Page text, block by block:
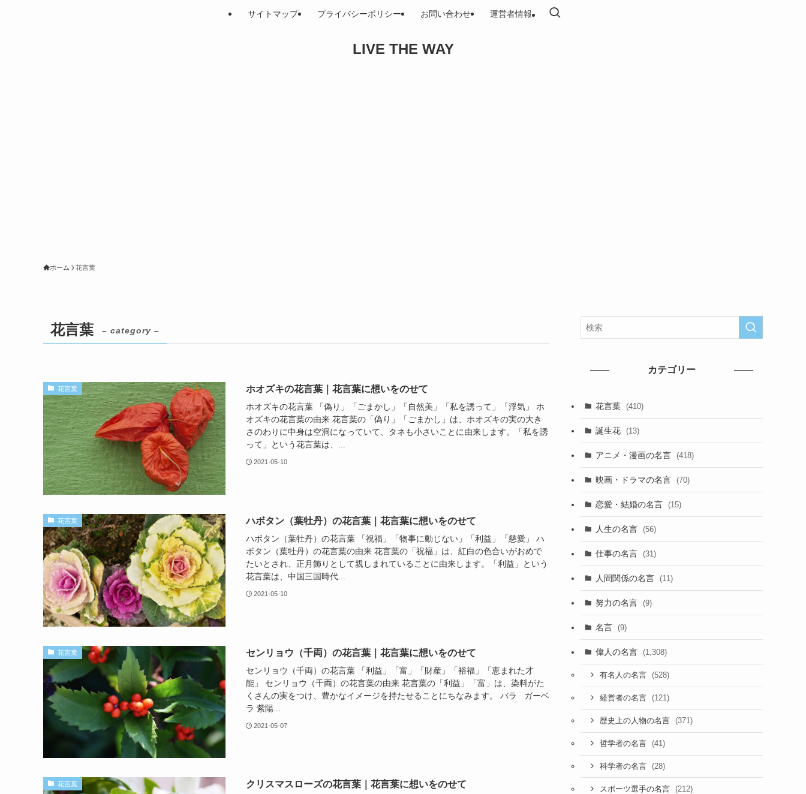
LIVE THE WAY
サイトマップ プライバシーポリシー お問い合わせ 運営者情報
ホーム 花言葉
花言葉 – category –
花言葉 ホオズキの花言葉｜花言葉に想いをのせて
ホオズキの花言葉 「偽り」「ごまかし」「自然美」「私を誘って」「浮気」 ホ
オズキの花言葉の由来 花言葉の「偽り」「ごまかし」は、ホオズキの実の大き
さのわりに中身は空洞になっていて、タネも小さいことに由来します。「私を誘
って」という花言葉は、...
2021-05-10
花言葉 ハボタン（葉牡丹）の花言葉｜花言葉に想いをのせて
ハボタン（葉牡丹）の花言葉 「祝福」「物事に動じない」「利益」「慈愛」 ハ
ボタン（葉牡丹）の花言葉の由来 花言葉の「祝福」は、紅白の色合いがおめで
たいとされ、正月飾りとして親しまれていることに由来します。「利益」という
花言葉は、中国三国時代...
2021-05-10
花言葉 センリョウ（千両）の花言葉｜花言葉に想いをのせて
センリョウ（千両）の花言葉 「利益」「富」「財産」「裕福」「恵まれた才
能」 センリョウ（千両）の花言葉の由来 花言葉の「利益」「富」は、染料がた
くさんの実をつけ、豊かなイメージを持たせることにちなみます。 バラ ガーベ
ラ 紫陽...
2021-05-07
花言葉 クリスマスローズの花言葉｜花言葉に想いをのせて
カテゴリー
花言葉 (410)
誕生花 (13)
アニメ・漫画の名言 (418)
映画・ドラマの名言 (70)
恋愛・結婚の名言 (15)
人生の名言 (56)
仕事の名言 (31)
人間関係の名言 (11)
努力の名言 (9)
名言 (9)
偉人の名言 (1,308)
有名人の名言 (528)
経営者の名言 (121)
歴史上の人物の名言 (371)
哲学者の名言 (41)
科学者の名言 (28)
スポーツ選手の名言 (212)